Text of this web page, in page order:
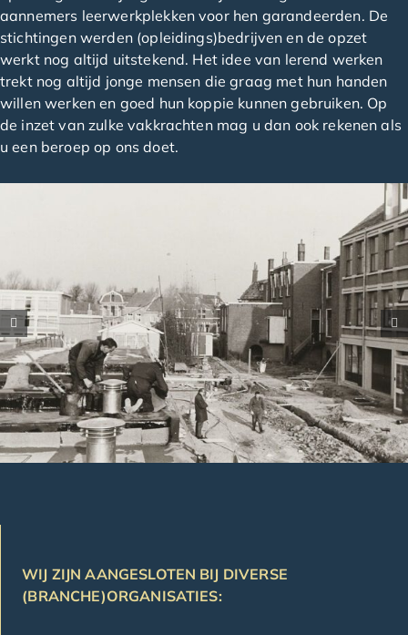
aannemers leerwerkplekken voor hen garandeerden. De
stichtingen werden (opleidings)bedrijven en de opzet
werkt nog altijd uitstekend. Het idee van lerend werken
trekt nog altijd jonge mensen die graag met hun handen
willen werken en goed hun koppie kunnen gebruiken. Op
de inzet van zulke vakkrachten mag u dan ook rekenen als
u een beroep op ons doet.
WIJ ZIJN AANGESLOTEN BIJ DIVERSE
(BRANCHE)ORGANISATIES: